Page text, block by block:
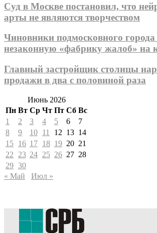
Суд в Москве постановил, что
арты не являются творчеством
Чиновники подмосковного
незаконную «фабрику жалоб» на
Главный застройщик столицы
продажи в два с половиной раза
Июнь 2026
Пн Вт Ср Чт Пт Сб Вс
1
2 3 4 5 6
7
8
9 10 11 12 13 14
15 16 17 18 19 20 21
22
23 24 25 26 27 28
29 30
« Май
Июл »